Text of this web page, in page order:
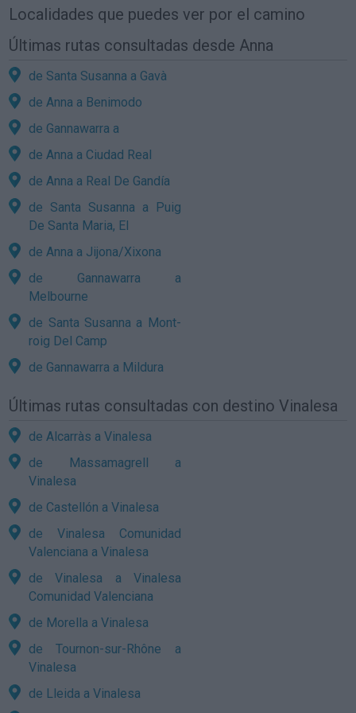
Localidades que puedes ver por el camino
Últimas rutas consultadas desde Anna
de Santa Susanna a Gavà
de Anna a Benimodo
de Gannawarra a
de Anna a Ciudad Real
de Anna a Real De Gandía
de Santa Susanna a Puig
De Santa Maria, El
de Anna a Jijona/Xixona
de Gannawarra a
Melbourne
de Santa Susanna a Mont-
roig Del Camp
de Gannawarra a Mildura
Últimas rutas consultadas con destino Vinalesa
de Alcarràs a Vinalesa
de Massamagrell a
Vinalesa
de Castellón a Vinalesa
de Vinalesa Comunidad
Valenciana a Vinalesa
de Vinalesa a Vinalesa
Comunidad Valenciana
de Morella a Vinalesa
de Tournon-sur-Rhône a
Vinalesa
de Lleida a Vinalesa